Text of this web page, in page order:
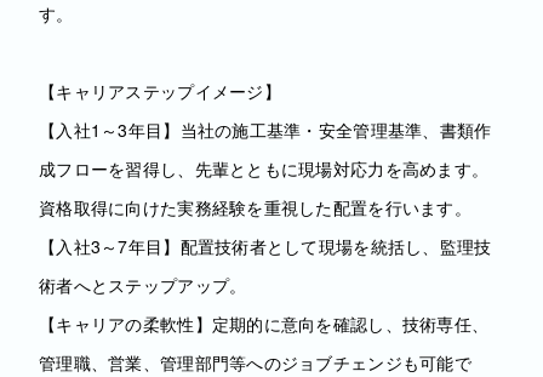
す。
【キャリアステップイメージ】
【入社1～3年目】当社の施工基準・安全管理基準、書類作
成フローを習得し、先輩とともに現場対応力を高めます。
資格取得に向けた実務経験を重視した配置を行います。
【入社3～7年目】配置技術者として現場を統括し、監理技
術者へとステップアップ。
【キャリアの柔軟性】定期的に意向を確認し、技術専任、
管理職、営業、管理部門等へのジョブチェンジも可能で